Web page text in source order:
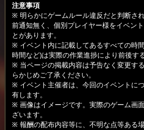
注意事項
※ 明らかにゲームルール違反だと判断さ
前通知無く、個別プレイヤー様をイベン
とがあります。
※ イベント内に記載してあるすべての時
時間など)は実際の作業進捗により前後す
※ 当ページの掲載内容は予告なく変更す
らかじめご了承ください。
※ イベント主催者は、今回のイベントに
有します。
※ 画像はイメージです。実際のゲーム画
ざいます。
※ 報酬の配布内容等に、不明な点等ある